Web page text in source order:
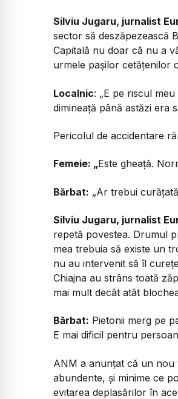
Silviu Jugaru, jurnalist
sector să deszăpezească
Capitală nu doar că nu a
urmele pașilor cetățenilor
Localnic: „E pe riscul
dimineață până astăzi era
Pericolul de accidentare
Femeie: „Este gheață.
Bărbat: „Ar trebui
Silviu Jugaru, jurnalist
repetă povestea. Drumul
mea trebuia să existe un
nu au intervenit să îl
Chiajna au strâns toată
mai mult decât atât
Bărbat: Pietonii merg pe
E mai dificil pentru
ANM a anunțat că un nou
abundente, și minime ce
evitarea deplasărilor în